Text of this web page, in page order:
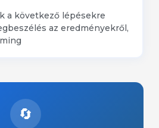
a következő lépésekre
az eredményekről,
🔄